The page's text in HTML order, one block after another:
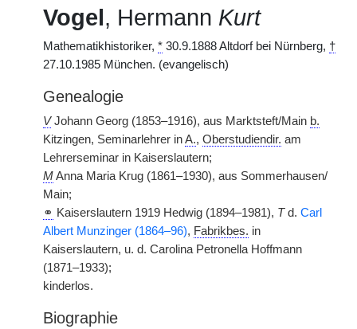
Vogel, Hermann Kurt
Mathematikhistoriker, * 30.9.1888 Altdorf bei Nürnberg, †
27.10.1985 München. (evangelisch)
Genealogie
VJohann Georg (1853–1916), aus Marktsteft/Main b.
Kitzingen, Seminarlehrer inA., Oberstudiendir. am
Lehrerseminar in Kaiserslautern;
MAnna Maria Krug (1861–1930), aus Sommerhausen/
Main;
⚭ Kaiserslautern 1919 Hedwig (1894–1981), Td. Carl
Albert Munzinger (1864–96), Fabrikbes. in
Kaiserslautern, u. d. Carolina Petronella Hoffmann
(1871–1933);
kinderlos.
Biographie